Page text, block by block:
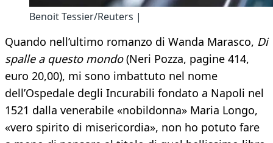
Benoit Tessier/Reuters |
Quando nell’ultimo romanzo di Wanda Marasco, Di
spalle a questo mondo(Neri Pozza, pagine 414,
euro 20,00), mi sono imbattuto nel nome
dell’Ospedale degli Incurabili fondato a Napoli nel
1521 dalla venerabile «nobildonna» Maria Longo,
«vero spirito di misericordia», non ho potuto fare